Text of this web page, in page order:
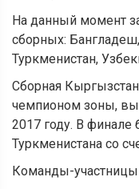
На данный момент
сборных:
Туркменистан,
Сборная
чемпионом зоны,
2017 году. В
Туркменистана со
Команды-участницы